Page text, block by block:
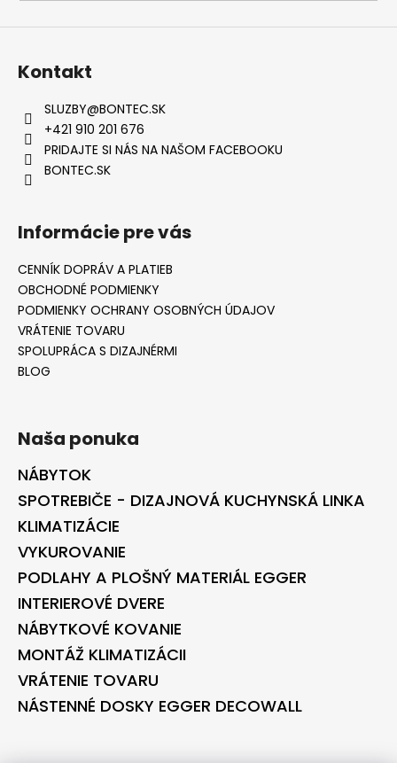
Kontakt
SLUZBY@BONTEC.SK
+421 910 201 676
PRIDAJTE SI NÁS NA NAŠOM FACEBOOKU
BONTEC.SK
Informácie pre vás
CENNÍK DOPRÁV A PLATIEB
OBCHODNÉ PODMIENKY
PODMIENKY OCHRANY OSOBNÝCH ÚDAJOV
VRÁTENIE TOVARU
SPOLUPRÁCA S DIZAJNÉRMI
BLOG
Naša ponuka
NÁBYTOK
SPOTREBIČE - DIZAJNOVÁ KUCHYNSKÁ LINKA
KLIMATIZÁCIE
VYKUROVANIE
PODLAHY A PLOŠNÝ MATERIÁL EGGER
INTERIEROVÉ DVERE
NÁBYTKOVÉ KOVANIE
MONTÁŽ KLIMATIZÁCII
VRÁTENIE TOVARU
NÁSTENNÉ DOSKY EGGER DECOWALL